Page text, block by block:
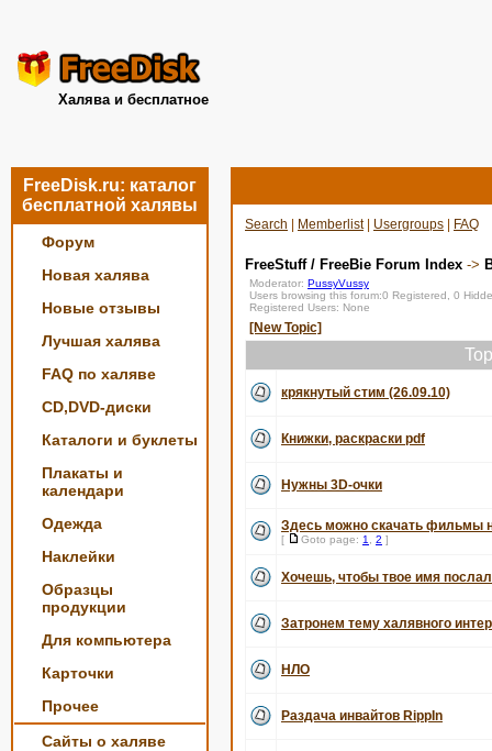
Халява и бесплатное
FreeDisk.ru: каталог
бесплатной халявы
Форум
Новая халява
Новые отзывы
Лучшая халява
FAQ по халяве
CD,DVD-диски
Каталоги и буклеты
Плакаты и
календари
Одежда
Наклейки
Образцы
продукции
Для компьютера
Карточки
Прочее
Сайты о халяве
Search Memberlist| Usergroups FAQ
FreeStuff / FreeBie Forum Index ->
Moderator: PussyVussy
Users browsing this forum:0 Registered, 0
Registered Users: None
[New Topic]
крякнутый стим (26.09.10)
Книжки, раскраски pdf
Нужны 3D-очки
Здесь можно скачать фильмы
[ Goto page: 1 2 ]
Хочешь, чтобы твое имя
Затронем тему халявного
НЛО
Раздача инвайтов RippIn